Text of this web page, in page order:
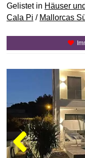
Gelistet in Häuser
Cala Pi / Mallorcas